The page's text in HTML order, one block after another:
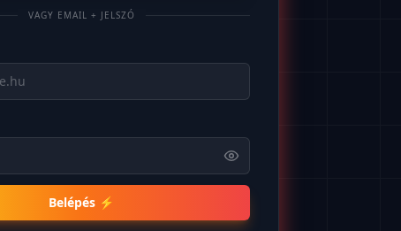
VAGY EMAIL + JELSZÓ
Belépés ⚡